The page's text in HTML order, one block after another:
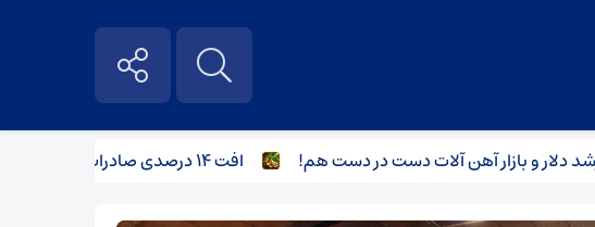
و بازار آهن‌ آلات دست در دست هم! افت ۱۴ درصدی صادرات فولاد در ۹ ماهه ۱۴۰۳